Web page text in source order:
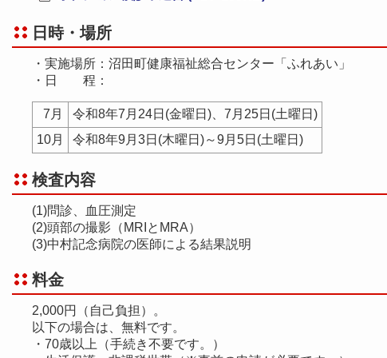
日時・場所
・実施場所：沼田町健康福祉総合センター「ふれあい」
・日 程：
7月
令和8年7月24日(金曜日)、7月25日(土曜日)
10月
令和8年9月3日(木曜日)～9月5日(土曜日)
検査内容
(1)問診、血圧測定
(2)頭部の撮影（MRIとMRA）
(3)中村記念病院の医師による結果説明
料金
2,000円（自己負担）。
以下の場合は、無料です。
・70歳以上（手続き不要です。）